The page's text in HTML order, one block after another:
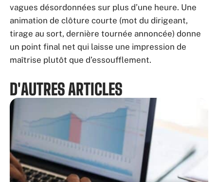
vagues désordonnées sur plus d’une heure. Une
animation de clôture courte (mot du dirigeant,
tirage au sort, dernière tournée annoncée) donne
un point final net qui laisse une impression de
maîtrise plutôt que d’essoufflement.
D'AUTRES ARTICLES